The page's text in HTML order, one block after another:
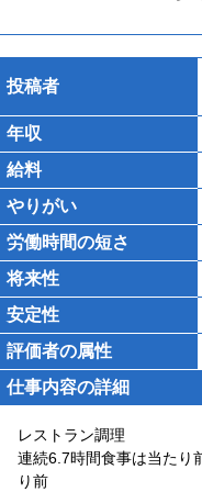
投稿者
年収
給料
やりがい
労働時間の短さ
将来性
安定性
評価者の属性
仕事内容の詳細
レストラン調理
連続6.7時間食事は当たり
り前